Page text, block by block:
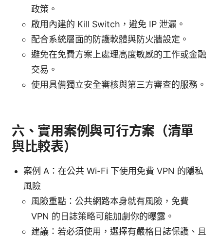
政策。
啟用內建的 Kill Switch，避免 IP 泄漏。
配合系統層面的防護軟體與防火牆設定。
避免在免費方案上處理高度敏感的工作或金融
交易。
使用具備獨立安全審核與第三方審查的服務。
六、實用案例與可行方案（清單
與比較表）
案例 A：在公共 Wi-Fi 下使用免費 VPN 的隱私
風險
風險重點：公共網路本身就有風險，免費
VPN 的日誌策略可能加劇你的曝露。
建議：若必須使用，選擇有嚴格日誌保護、且